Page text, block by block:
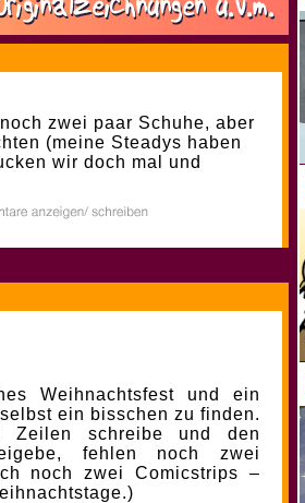
zwei paar Schuhe, aber
(meine Steadys haben
wir doch mal und
Weihnachtsfest und ein
ein bisschen zu finden.
Zeilen schreibe und den
fehlen noch zwei
noch zwei Comicstrips –